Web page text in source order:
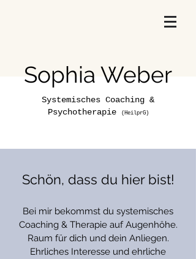
Sophia Weber
Systemisches Coaching &
Psychotherapie
(HeilprG)
Schön, dass du hier bist!
Bei mir bekommst du systemisches
Coaching & Therapie auf Augenhöhe.
Raum für dich und dein Anliegen.
Ehrliches Interesse und ehrliche